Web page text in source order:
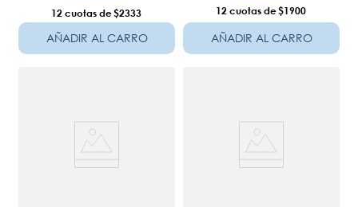
12 $2333
AÑADIR AL CARRO
12 $1900
AÑADIR AL CARRO